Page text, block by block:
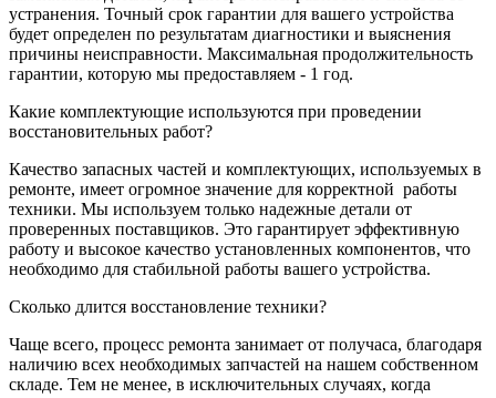
устранения. Точный срок гарантии для вашего устройства
будет определен по результатам диагностики и выяснения
причины неисправности. Максимальная продолжительность
гарантии, которую мы предоставляем - 1 год.
Какие комплектующие используются при проведении
восстановительных работ?
Качество запасных частей и комплектующих, используемых в
ремонте, имеет огромное значение для корректной работы
техники. Мы используем только надежные детали от
проверенных поставщиков. Это гарантирует эффективную
работу и высокое качество установленных компонентов, что
необходимо для стабильной работы вашего устройства.
Сколько длится восстановление техники?
Чаще всего, процесс ремонта занимает от получаса, благодаря
наличию всех необходимых запчастей на нашем собственном
складе. Тем не менее, в исключительных случаях, когда